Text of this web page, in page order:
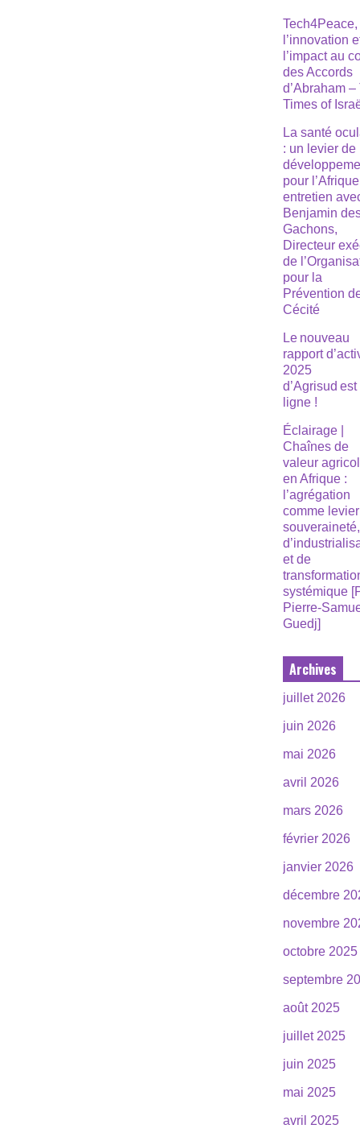
Tech4Peace,
l’innovation
l’impact au
des Accords
d’Abraham –
Times of
La santé
: un levier de
pour
entretien
Benjamin
Gachons,
Directeur
de
pour la
Prévention
Cécité
Le nouveau
rapport
2025
d’Agrisud
ligne !
Éclairage |
Chaînes de
valeur
en Afrique :
l’agrégation
comme
souveraineté,
et de
systémique
Pierre-
Guedj]
Archives
juillet 2026
juin 2026
mai 2026
avril 2026
mars 2026
février 2026
janvier 2026
décembre
novembre
octobre 2025
septembre
août 2025
juillet 2025
juin 2025
mai 2025
avril 2025